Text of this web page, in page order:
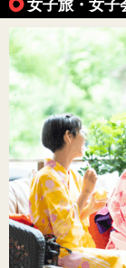
女子旅・女子